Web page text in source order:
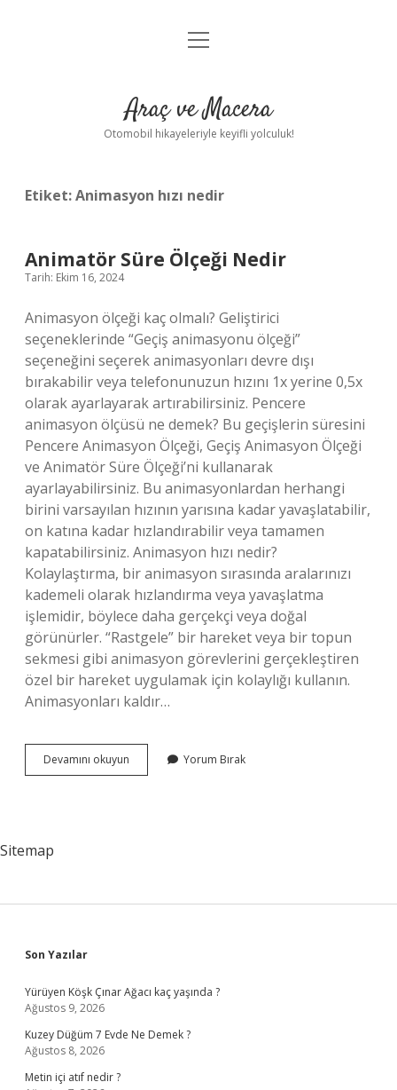
Anasayfa
Yasal Uyarı
menüyü
Araç ve Macera
Otomobil hikayeleriyle keyifli yolculuk!
Etiket:Animasyon hızı nedir
Animatör Süre Ölçeği Nedir
Tarih: Ekim 16, 2024
Animasyon ölçeği kaç olmalı? Geliştirici
seçeneklerinde “Geçiş animasyonu ölçeği”
seçeneğini seçerek animasyonları devre dışı
bırakabilir veya telefonunuzun hızını 1x yerine 0,5x
olarak ayarlayarak artırabilirsiniz. Pencere
animasyon ölçüsü ne demek? Bu geçişlerin süresini
Pencere Animasyon Ölçeği, Geçiş Animasyon Ölçeği
ve Animatör Süre Ölçeği’ni kullanarak
ayarlayabilirsiniz. Bu animasyonlardan herhangi
birini varsayılan hızının yarısına kadar yavaşlatabilir,
on katına kadar hızlandırabilir veya tamamen
kapatabilirsiniz. Animasyon hızı nedir?
Kolaylaştırma, bir animasyon sırasında aralarınızı
kademeli olarak hızlandırma veya yavaşlatma
işlemidir, böylece daha gerçekçi veya doğal
görünürler. “Rastgele” bir hareket veya bir topun
sekmesi gibi animasyon görevlerini gerçekleştiren
özel bir hareket uygulamak için kolaylığı kullanın.
Animasyonları kaldır…
Devamını okuyun Animatör
Süre
Yorum Bırak
Sitemap
Sidebar
Son Yazılar
Yürüyen Köşk Çınar Ağacı kaç yaşında ?
Ağustos 9, 2026
Kuzey Düğüm 7 Evde Ne Demek ?
Ağustos 8, 2026
Metin içi atıf nedir ?